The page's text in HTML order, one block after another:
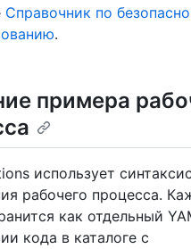
Справочник по
.
примера
использует
рабочего процесса.
как отдельный
кода в каталоге с